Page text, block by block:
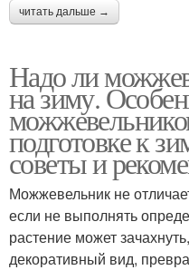
читать дальше →
Надо ли
на зиму.
подготовке к
советы и
Можжевельник не
если не выполнять
растение может
декоративный вид,